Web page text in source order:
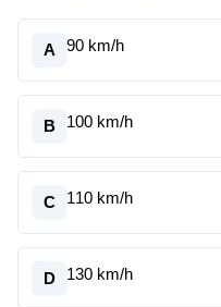
A 90 km/h
B 100 km/h
C 110 km/h
D 130 km/h